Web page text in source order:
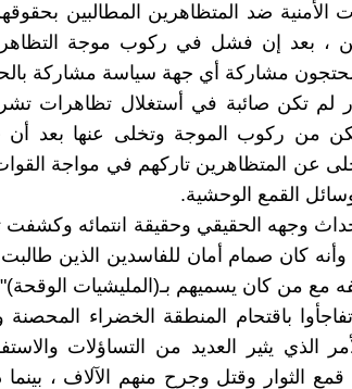
الأمنية ضد المتظاهرين المطالبين
، بعد إن فشل في ركوب موجة
مشاركة أي جهة سياسة مشاركة
لم تكن صائبة في أستغلال تظاهرات
من ركوب الموجة وتخلى عنها بعد
عن المتظاهرين تاركهم في مواجة القوات
القمع الوحشية.
وجهه الحقيقي وحقيقة انتمائه وكشفت
كان صمام أمان للفاسدين الذين
مع من كان يسميهم بـ(المليشيات
باقتحام المنطقة الخضراء المحصنة
الذي يثير العديد من التساؤلات
قمع الثوار وقتل وجرح منهم الآلاف ،